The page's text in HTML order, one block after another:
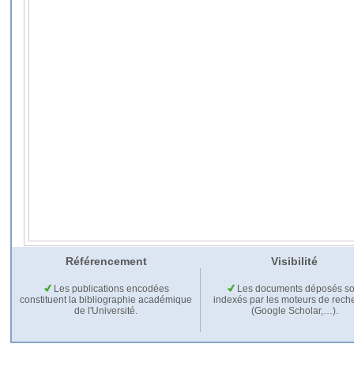
Référencement Visibilité
Les publications encodées
constituent la bibliographie académique
de l'Université.
Les documents déposés
indexés par les moteurs de
(Google Scholar,…).